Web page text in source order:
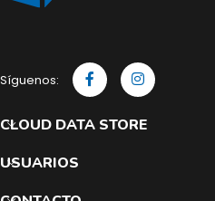
Síguenos:
CLOUD DATA STORE
USUARIOS